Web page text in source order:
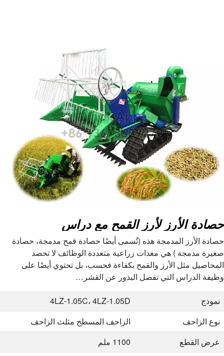
حصادة الأرز لأرز القمح مع دراس
حصادة الأرز المدمجة هذه (تُسمى أيضًا حصادة قمح مدمجة، حصادة
صغيرة مدمجة ) هي معدات زراعية متعددة الوظائف لا تحصد
المحاصيل مثل الأرز والقمح بكفاءة فحسب، بل تحتوي أيضًا على
وظيفة الدراس التي تفصل البذور عن القشر…
نموذج
4LZ-1.05C، 4LZ-1.05D
نوع الزاحف
الزاحف المسطح مثلث الزاحف
عرض القطع
1100 ملم